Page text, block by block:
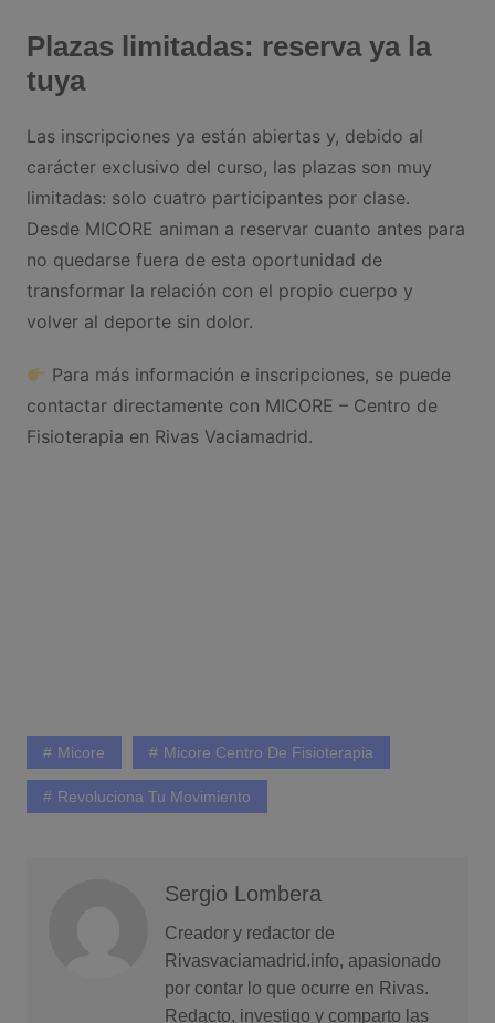
Plazas limitadas: reserva ya la
tuya
Las inscripciones ya están abiertas y, debido al
carácter exclusivo del curso, las plazas son muy
limitadas: solo cuatro participantes por clase.
Desde MICORE animan a reservar cuanto antes para
no quedarse fuera de esta oportunidad de
transformar la relación con el propio cuerpo y
volver al deporte sin dolor.
Para más información e inscripciones, se puede
contactar directamente con MICORE – Centro de
Fisioterapia en Rivas Vaciamadrid.
Micore Micore Centro De Fisioterapia
Revoluciona Tu Movimiento
Sergio Lombera
Creador y redactor de
Rivasvaciamadrid.info, apasionado
por contar lo que ocurre en Rivas.
Redacto, investigo y comparto las